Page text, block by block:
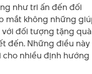
như tri ấn đến đối
mắt không những
đối tượng tặng quà
đến. Những điều này
nhiều định hướng